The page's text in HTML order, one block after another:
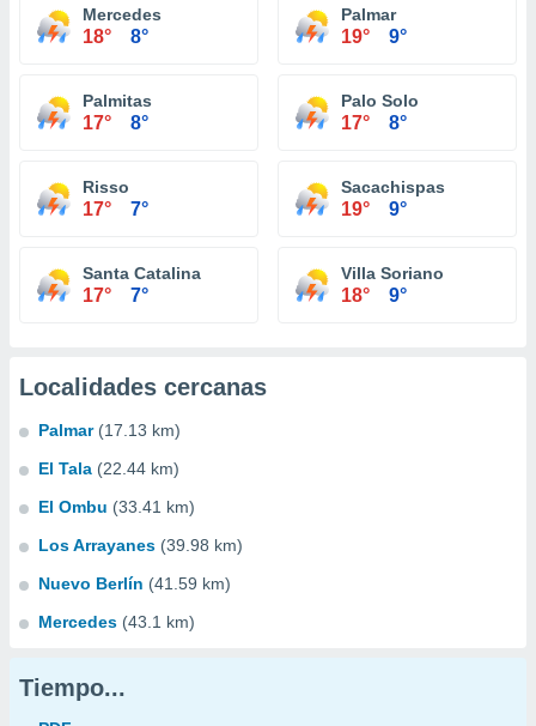
Mercedes
18° 8°
Palmar
19° 9°
Palmitas
17° 8°
Palo Solo
17° 8°
Risso
17° 7°
Sacachispas
19° 9°
Santa Catalina
17° 7°
Villa Soriano
18° 9°
Localidades cercanas
Palmar (17.13 km)
El Tala (22.44 km)
El Ombu (33.41 km)
Los Arrayanes (39.98 km)
Nuevo Berlín (41.59 km)
Mercedes (43.1 km)
Tiempo...